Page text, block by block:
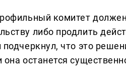
комитет
либо продлить
подчеркнул, что это
она останется